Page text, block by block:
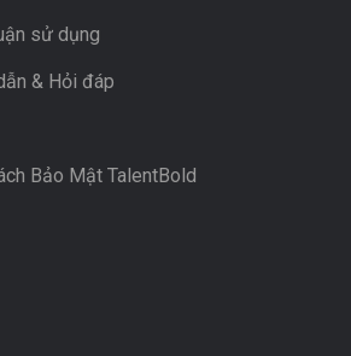
sử dụng
& Hỏi đáp
Bảo Mật TalentBold